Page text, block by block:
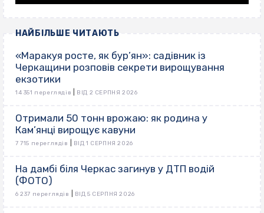
НАЙБІЛЬШЕ ЧИТАЮТЬ
«Маракуя росте, як бур’ян»: садівник із
Черкащини розповів секрети вирощування
екзотики
14 351 переглядів ВІД 2 СЕРПНЯ 2026
Отримали 50 тонн врожаю: як родина у
Кам’янці вирощує кавуни
7 715 переглядів ВІД 1 СЕРПНЯ 2026
На дамбі біля Черкас загинув у ДТП водій
(ФОТО)
6 237 переглядів ВІД 5 СЕРПНЯ 2026